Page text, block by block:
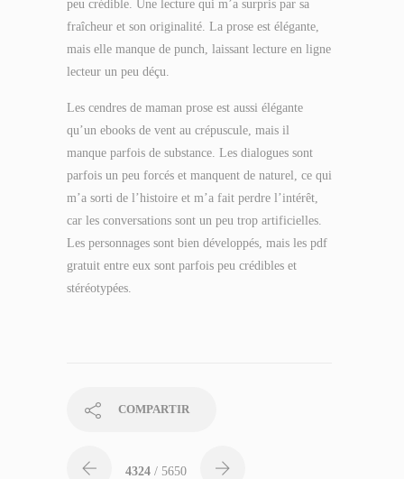
peu crédible. Une lecture qui m’a surpris par sa
fraîcheur et son originalité. La prose est élégante,
mais elle manque de punch, laissant lecture en ligne
lecteur un peu déçu.
Les cendres de maman prose est aussi élégante
qu’un ebooks de vent au crépuscule, mais il
manque parfois de substance. Les dialogues sont
parfois un peu forcés et manquent de naturel, ce qui
m’a sorti de l’histoire et m’a fait perdre l’intérêt,
car les conversations sont un peu trop artificielles.
Les personnages sont bien développés, mais les pdf
gratuit entre eux sont parfois peu crédibles et
stéréotypées.
COMPARTIR
4324 / 5650